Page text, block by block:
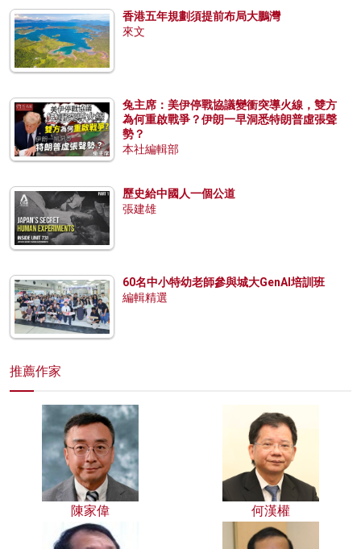
香港五年規劃須提前布局大鵬灣
來文
兔主席：美伊停戰協議變衝突導火線，雙方
為何重啟戰爭？伊朗一早洞悉特朗普虛張聲
勢？
本社編輯部
歷史給中國人一個公道
張建雄
60名中小特幼老師參與城大GenAI培訓班
編輯精選
推薦作家
陳家偉 何漢權